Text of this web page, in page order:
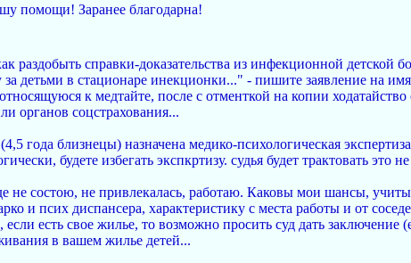
помощи! Заранее благодарна!
раздобыть справки-доказательства из инфекционной детской
детьми в стационаре инекционки..." - пишите заявление на
к медтайте, после с отменткой на копии ходатайство
органов соцстрахования...
года близнецы) назначена медико-психологическая
будете избегать экспкртизу. судья будет трактовать это
не состою, не привлекалась, работаю. Каковы мои шансы,
и псих диспансера, характеристику с места работы и от
если есть свое жилье, то возможно просить суд дать
в вашем жилье детей...